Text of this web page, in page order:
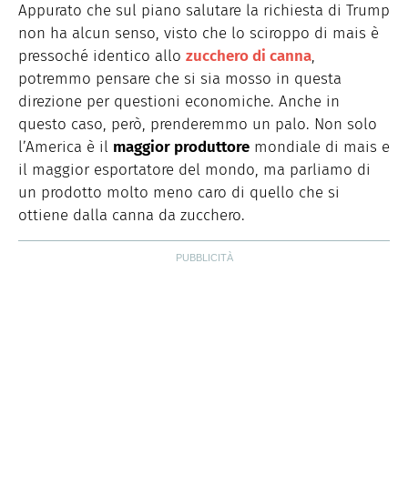
Appurato che sul piano salutare la richiesta di Trump
non ha alcun senso, visto che lo sciroppo di mais è
pressoché identico allo zucchero di canna,
potremmo pensare che si sia mosso in questa
direzione per questioni economiche. Anche in
questo caso, però, prenderemmo un palo. Non solo
l’America è il maggior produttore mondiale di mais e
il maggior esportatore del mondo, ma parliamo di
un prodotto molto meno caro di quello che si
ottiene dalla canna da zucchero.